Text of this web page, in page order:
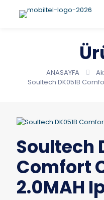
ANASAYFA
Soultech DK051B
Soultech
Comfort
2.0MAH